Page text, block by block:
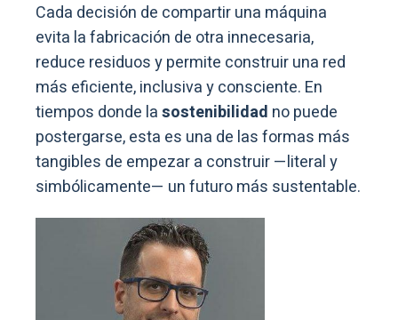
Cada decisión de compartir una máquina
evita la fabricación de otra innecesaria,
reduce residuos y permite construir una red
más eficiente, inclusiva y consciente. En
tiempos donde lasostenibilidad no puede
postergarse, esta es una de las formas más
tangibles de empezar a construir —literal y
simbólicamente— un futuro más sustentable.